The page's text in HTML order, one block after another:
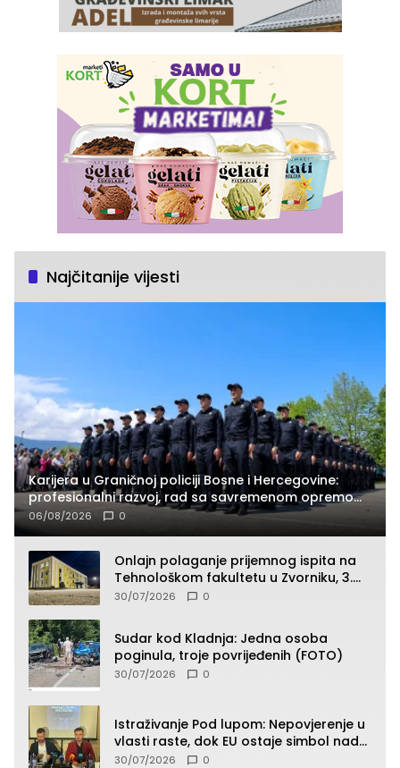
Najčitanije vijesti
Karijera u Graničnoj policiji Bosne i Hercegovine:
profesionalni razvoj, rad sa savremenom opremom
i služba građanima
06/08/2026 0
Onlajn polaganje prijemnog ispita na
Tehnološkom fakultetu u Zvorniku, 3.
septembra u 9.00 časova
30/07/2026 0
Sudar kod Kladnja: Jedna osoba
poginula, troje povrijeđenih (FOTO)
30/07/2026 0
Istraživanje Pod lupom: Nepovjerenje u
vlasti raste, dok EU ostaje simbol nade
građana
30/07/2026 0